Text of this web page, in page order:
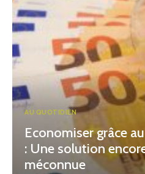
AU QUOTIDIEN
Economiser grâce
: Une solution
méconnue